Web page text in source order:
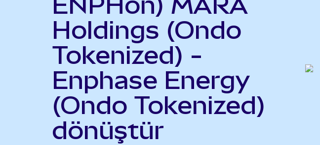
Holdings (Ondo
Tokenized) -
Enphase Energy
(Ondo Tokenized)
dönüştür